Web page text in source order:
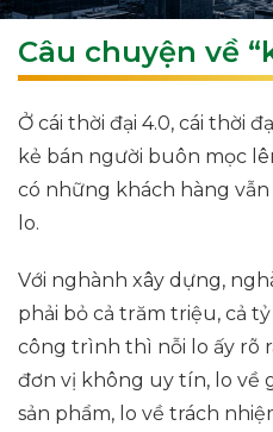
Câu chuyện về
Ở cái thời đại 4.0, cái thời
kẻ bán người buôn mọc
có những khách hàng
lo.
Với nghành xây dựng,
phải bỏ cả trăm triệu, cả
công trình thì nỗi lo ấy rõ
đơn vị không uy tín, lo về
sản phẩm, lo về trách